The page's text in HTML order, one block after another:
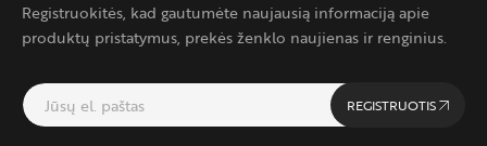
Registruokitės, kad gautumėte naujausią informaciją apie
produktų pristatymus, prekės ženklo naujienas ir renginius.
REGISTRUOTIS